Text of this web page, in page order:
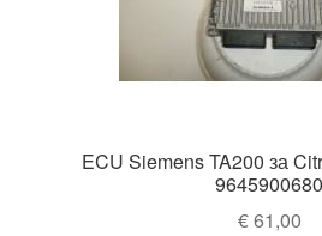
ECU Siemens TA200 за
9645900680
€61,00